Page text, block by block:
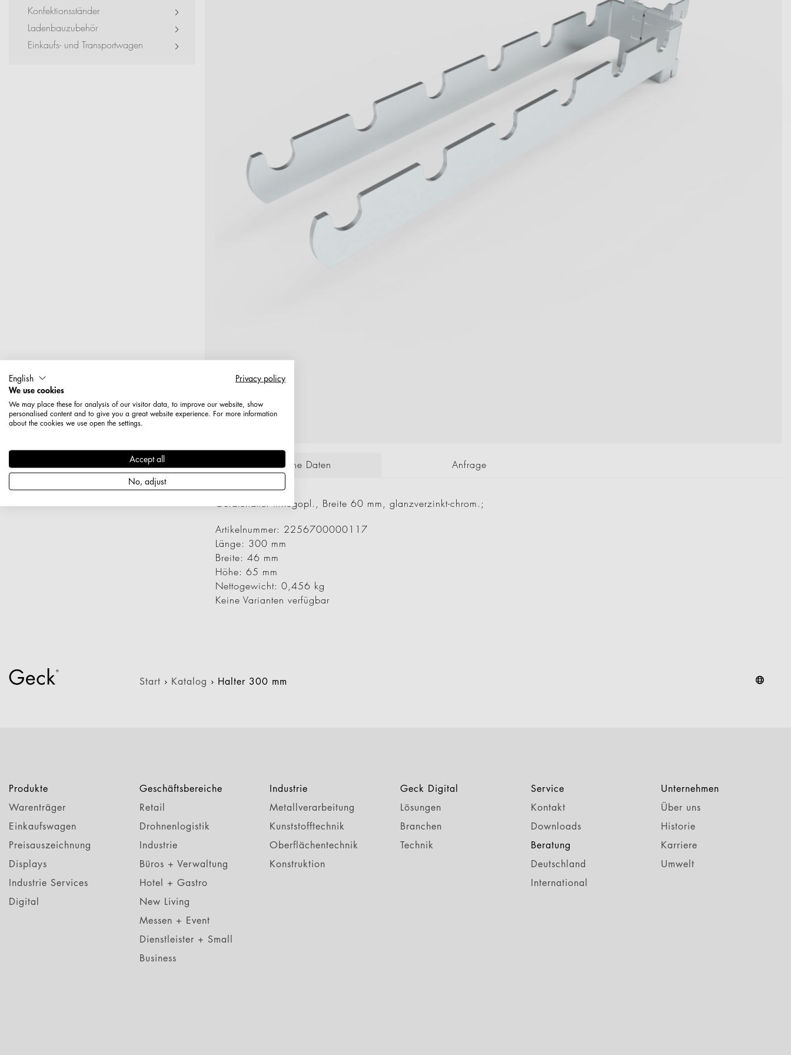
Event + Messe
Dienstleister + Small Business
Wenn aus Laufwegen Kennzahlen werden.
Lernen sie jetzt die innovativen Systemlösungen
von Geck kennen.
mehr erfahren
Konfektionsständer
Ladenbauzubehör
Einkaufs- und Transportwagen
Technische Daten Anfrage
Gerätehalter m.Tegopl., Breite 60 mm, glanzverzinkt-chrom.;
Artikelnummer: 2256700000117
Länge: 300 mm
Breite: 46 mm
Höhe: 65 mm
Nettogewicht: 0,456 kg
Keine Varianten verfügbar
Start › Katalog › Halter 300 mm
Produkte
Warenträger
Einkaufswagen
Preisauszeichnung
Displays
Industrie Services
Digital
Geschäftsbereiche
Retail
Drohnenlogistik
Industrie
Büros + Verwaltung
Hotel + Gastro
New Living
Messen + Event
Dienstleister + Small
Business
Industrie
Metallverarbeitung
Kunststofftechnik
Oberflächentechnik
Konstruktion
Geck Digital
Lösungen
Branchen
Technik
Service
Kontakt
Downloads
Beratung
Deutschland
International
Unternehmen
Über uns
Historie
Karriere
Umwelt
English
Privacy policy
We use cookies
We may place these for analysis of our visitor data, to improve our website, show
personalised content and to give you a great website experience. For more information
about the cookies we use open the settings.
Accept all
No, adjust